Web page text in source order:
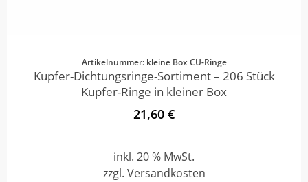
Artikelnummer: kleine Box CU-Ringe
Kupfer-Dichtungsringe-Sortiment – 206 Stück
Kupfer-Ringe in kleiner Box
21,60 €
inkl. 20 % MwSt.
zzgl. Versandkosten